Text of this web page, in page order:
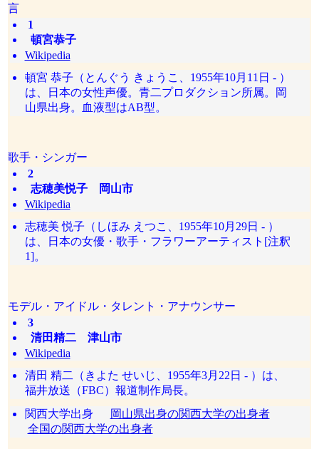
言
1
頓宮恭子
Wikipedia
頓宮 恭子（とんぐう きょうこ、1955年10月11日 - ）
は、日本の女性声優。青二プロダクション所属。岡
山県出身。血液型はAB型。
歌手・シンガー
2
志穂美悦子 岡山市
Wikipedia
志穂美 悦子（しほみ えつこ、1955年10月29日 - ）
は、日本の女優・歌手・フラワーアーティスト[注釈
1]。
モデル・アイドル・タレント・アナウンサー
3
清田精二 津山市
Wikipedia
清田 精二（きよた せいじ、1955年3月22日 - ）は、
福井放送（FBC）報道制作局長。
関西大学出身
岡山県出身の関西大学の出身者
全国の関西大学の出身者